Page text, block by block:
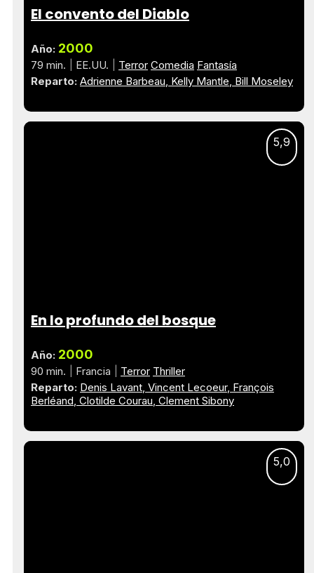
El convento del Diablo
Año: 2000
79 min. EE.UU. Terror Comedia Fantasía
Reparto: Adrienne Barbeau Kelly Mantle Bill Moseley
5,9
En lo profundo del bosque
Año: 2000
90 min. Francia Terror Thriller
Reparto: Denis Lavant Vincent Lecoeur François
Berléand Clotilde Courau Clement Sibony
5,0